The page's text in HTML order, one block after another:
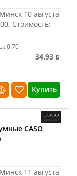
10 августа
Стоимость:
0.70
34.93 ƃ
Купить
CASO
11 августа